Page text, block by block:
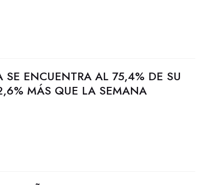
SE ENCUENTRA AL 75,4% DE SU
MÁS QUE LA SEMANA